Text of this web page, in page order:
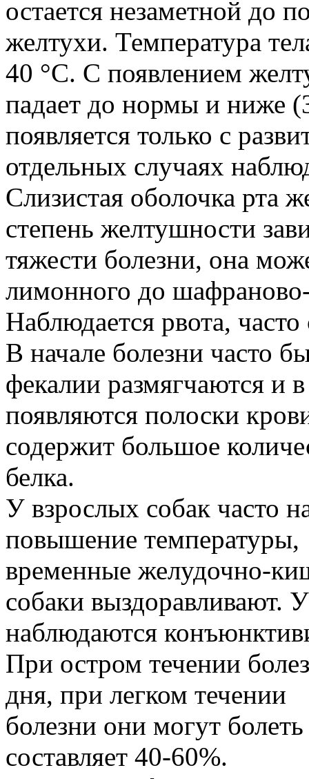
остается незаметной до
желтухи. Температура
40 °С. С появлением
падает до нормы и ниже
появляется только с
отдельных случаях
Слизистая оболочка рта
степень желтушности
тяжести болезни, она
лимонного до
Наблюдается рвота,
В начале болезни часто
фекалии размягчаются и
появляются полоски
содержит большое
белка.
У взрослых собак часто
повышение температуры,
временные желудочно-
собаки выздоравливают.
наблюдаются
При остром течении
дня, при легком течении
болезни они могут
составляет 40-60%.